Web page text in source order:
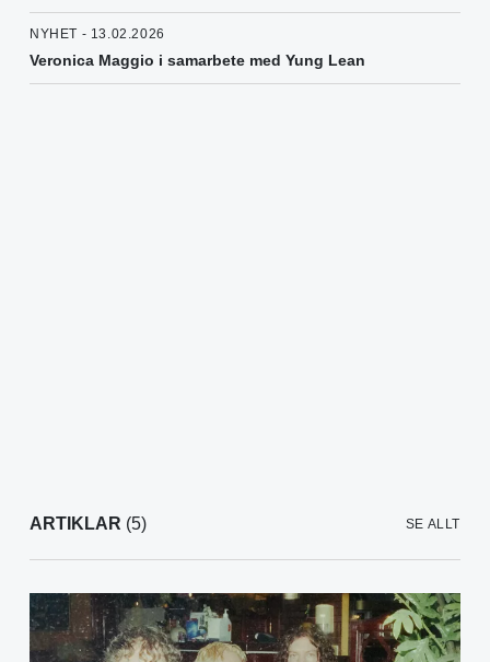
NYHET - 13.02.2026
Veronica Maggio i samarbete med Yung Lean
ARTIKLAR (5) SE ALLT